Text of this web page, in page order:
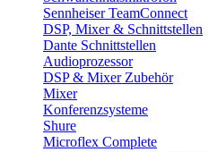
Sennheiser TeamConnect
DSP, Mixer & Schnittstellen
Dante Schnittstellen
Audioprozessor
DSP & Mixer Zubehör
Mixer
Konferenzsysteme
Shure
Microflex Complete